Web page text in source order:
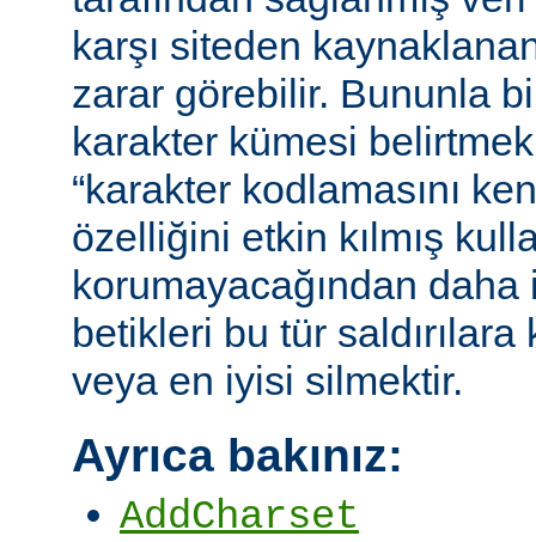
karşı siteden
zarar görebilir. Bununla
karakter kümesi
“karakter kodlamasını
özelliğini etkin kılmış
korumayacağından
betikleri bu tür saldırılara
veya en iyisi silmektir.
Ayrıca bakınız:
AddCharset